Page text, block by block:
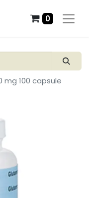
0
mg 100 capsule